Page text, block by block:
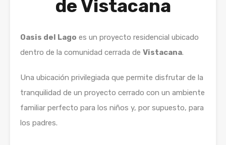
de Vistacana
Oasis del Lago es un proyecto residencial ubicado
dentro de la comunidad cerrada de Vistacana.
Una ubicación privilegiada que permite disfrutar de la
tranquilidad de un proyecto cerrado con un ambiente
familiar perfecto para los niños y, por supuesto, para
los padres.